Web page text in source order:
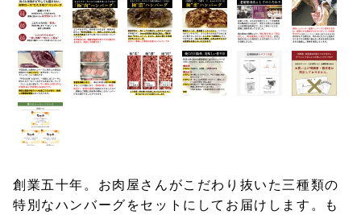
創業五十年。お肉屋さんがこだわり抜いた三種類の
特別なハンバーグをセットにしてお届けします。も